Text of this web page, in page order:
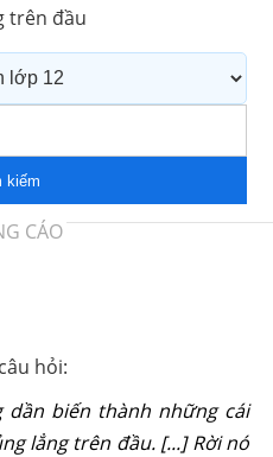
trên đầu
kiếm
CÁO
hỏi:
dần biến thành những cái
lẳng trên đầu. [...] Rời nó